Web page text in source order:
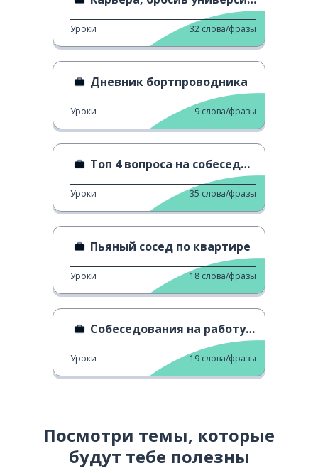
Уроки 32 слова/фразы
Дневник бортпроводника
Уроки 9 слова/фразы
Топ 4 вопроса на собеседовании на работу
Уроки 35 слова/фразы
Пьяный сосед по квартире
Уроки 18 слова/фразы
Собеседования на работу ...
Уроки 19 слова/фразы
Посмотри темы, которые
будут тебе полезны